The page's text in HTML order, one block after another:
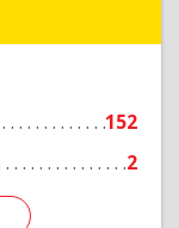
152
2
Подробнее